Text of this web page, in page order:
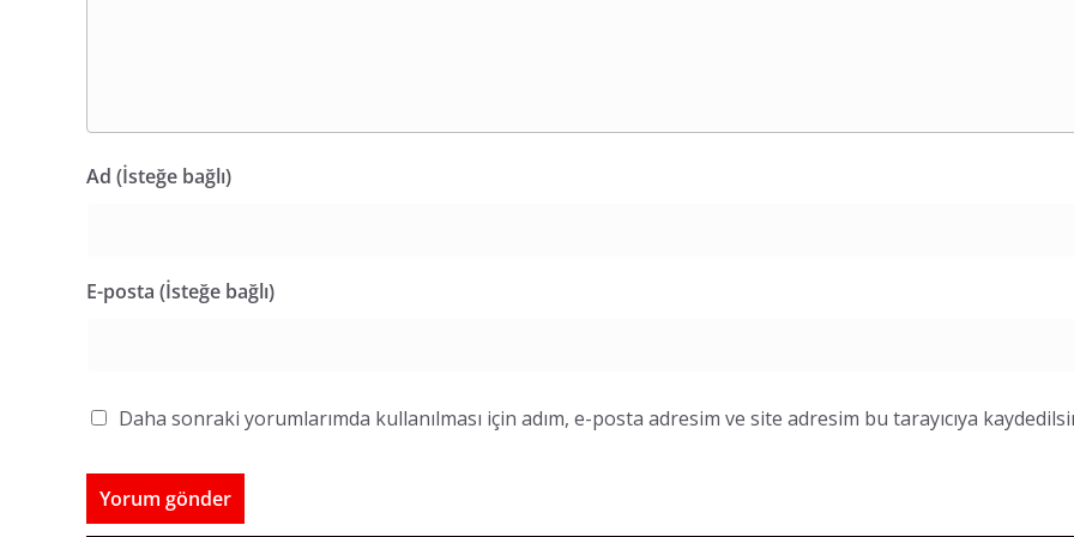
Ad (İsteğe bağlı)
E-posta (İsteğe bağlı)
Daha sonraki yorumlarımda kullanılması için adım, e-posta adresim ve site adresim bu tarayıcıya